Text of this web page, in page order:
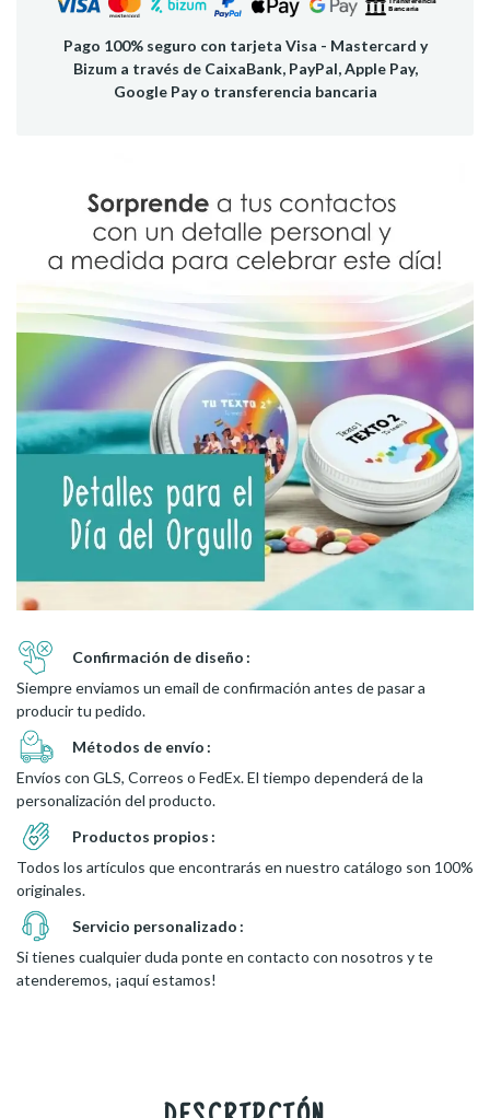
Pago 100% seguro con tarjeta Visa - Mastercard y
Bizum a través de CaixaBank, PayPal, Apple Pay,
Google Pay o transferencia bancaria
Confirmación de diseño
Siempre enviamos un email de confirmación antes de pasar a
producir tu pedido.
Métodos de envío
Envíos con GLS, Correos o FedEx. El tiempo dependerá de la
personalización del producto.
Productos propios
Todos los artículos que encontrarás en nuestro catálogo son 100%
originales.
Servicio personalizado
Si tienes cualquier duda ponte en contacto con nosotros y te
atenderemos, ¡aquí estamos!